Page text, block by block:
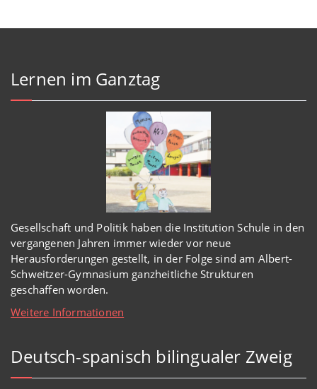
Lernen im Ganztag
Gesellschaft und Politik haben die Institution Schule in den
vergangenen Jahren immer wiedervor neue
Herausforderungen gestellt, in der Folge sind am Albert-
Schweitzer-Gymnasium ganzheitliche Strukturen
geschaffen worden.
Weitere Informationen
Deutsch-spanisch bilingualer Zweig